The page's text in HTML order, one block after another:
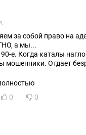
за собой право на
а мы...
е. Когда каталы
мошенники. Отдает
0 0